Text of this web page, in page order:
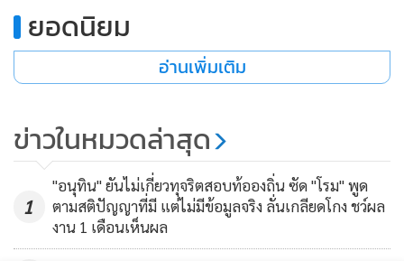
• กองทุนรวม
•
•
• News1
• Gotomanager
ยอดนิยม
อ่านเพิ่มเติม
ข่าวในหมวดล่าสุด
1
"อนุทิน" ยันไม่เกี่ยวทุจริตสอบท้อองถิ่น ซัด "โรม" พูด
ตามสติปัญญาที่มี แต่ไม่มีข้อมูลจริง ลั่นเกลียดโกง ชว์ผล
งาน 1 เดือนเห็นผล